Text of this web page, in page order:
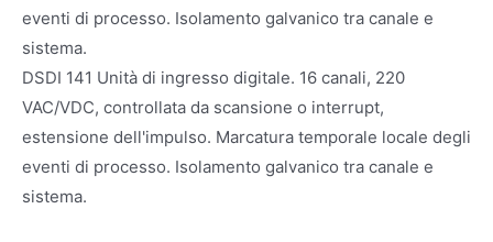
eventi di processo. Isolamento galvanico tra canale e
sistema.
DSDI 141 Unità di ingresso digitale. 16 canali, 220
VAC/VDC, controllata da scansione o interrupt,
estensione dell'impulso. Marcatura temporale locale degli
eventi di processo. Isolamento galvanico tra canale e
sistema.